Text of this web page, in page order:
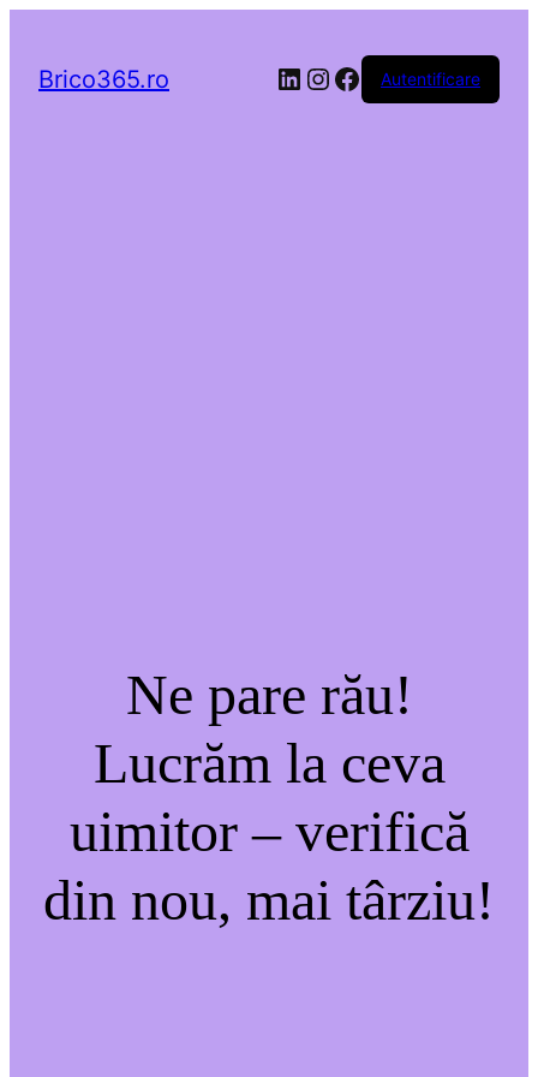
Brico365.ro LinkedIn
Instagram
Facebook
Autentificare
Ne pare rău!
Lucrăm la ceva
uimitor – verifică
din nou, mai târziu!